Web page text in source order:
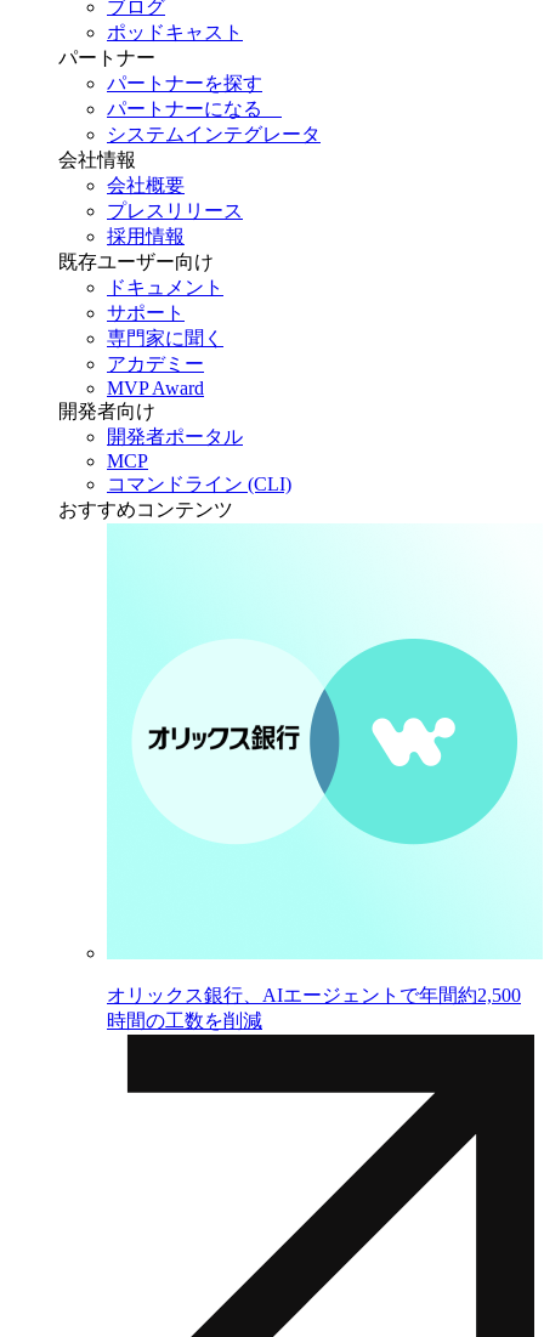
ブログ
ポッドキャスト
パートナー
パートナーを探す
パートナーになる
システムインテグレータ
会社情報
会社概要
プレスリリース
採用情報
既存ユーザー向け
ドキュメント
サポート
専門家に聞く
アカデミー
MVP Award
開発者向け
開発者ポータル
MCP
コマンドライン (CLI)
おすすめコンテンツ
オリックス銀行、AIエージェントで年間約2,500
時間の工数を削減